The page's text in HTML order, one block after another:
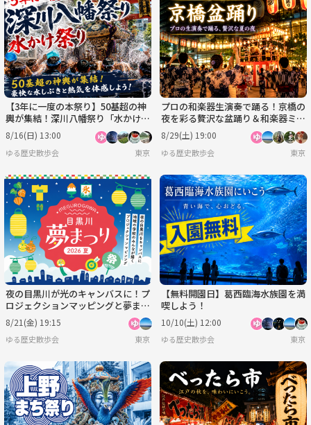
【3年に一度の本祭り】50基超の神
輿が集結！深川八幡祭り「水かけ祭
り」を見に行こう
8/16(日) 13:00
ゆる歴史散歩会 東京
プロの和楽器生演奏で踊る！京橋の
夜を彩る贅沢な盆踊り＆和楽器ミニ
ライブにいこう！
8/29(土) 19:00
ゆる歴史散歩会 東京
夜の目黒川が光のキャンバスに！プ
ロジェクションマッピングと夢まつ
りを楽しむショートイベント
8/21(金) 19:15
ゆる歴史散歩会 東京
【無料開園日】葛西臨海水族園を満
喫しよう！
10/10(土) 12:00
ゆる歴史散歩会 東京